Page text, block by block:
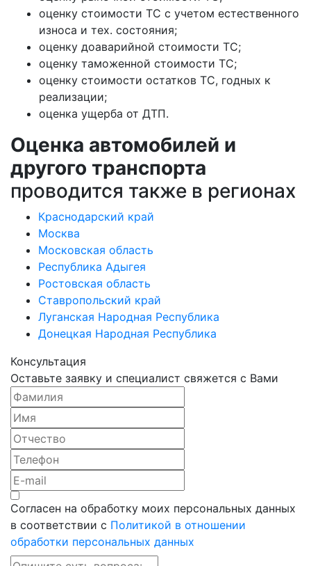
оценку стоимости ТС с учетом естественного
износа и тех. состояния;
оценку доаварийной стоимости ТС;
оценку таможенной стоимости ТС;
оценку стоимости остатков ТС, годных к
реализации;
оценка ущерба от ДТП.
Оценка автомобилей и
другого транспорта
проводится также в регионах
Краснодарский край
Москва
Московская область
Республика Адыгея
Ростовская область
Ставропольский край
Луганская Народная Республика
Донецкая Народная Республика
Консультация
Оставьте заявку и специалист свяжется с Вами
Согласен на обработку моих персональных данных
в соответствии с Политикой в отношении
обработки персональных данных